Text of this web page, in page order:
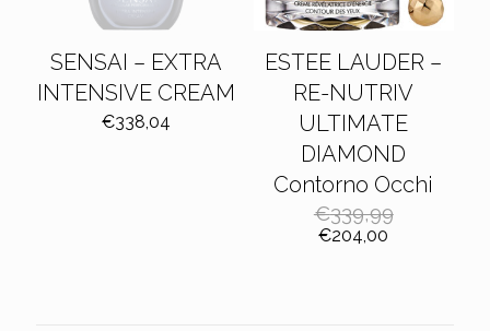
SENSAI – EXTRA
INTENSIVE CREAM
€338,04
ESTEE LAUDER –
RE-NUTRIV
ULTIMATE
DIAMOND
Contorno Occhi
€339,99
Il
€204,00